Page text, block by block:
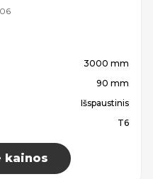
3000 mm
90 mm
Išspaustinis
T6
kainos